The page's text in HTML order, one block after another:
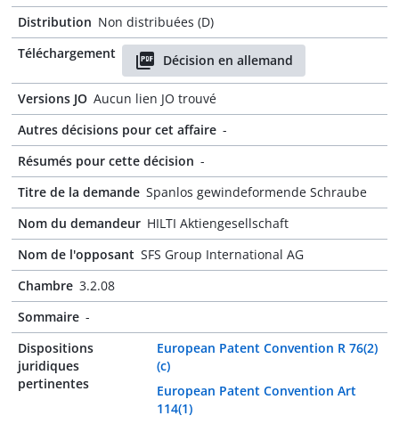
Distribution Non distribuées (D)
Téléchargement
Décision en allemand
Versions JO Aucun lien JO trouvé
Autres décisions pour cet affaire -
Résumés pour cette décision -
Titre de la demande Spanlos gewindeformende Schraube
Nom du demandeur HILTI Aktiengesellschaft
Nom de l'opposant SFS Group International AG
Chambre 3.2.08
Sommaire -
Dispositions
juridiques
pertinentes
European Patent Convention R 76(2)
(c)
European Patent Convention Art
114(1)